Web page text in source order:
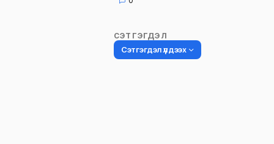
СЭТГЭГДЭЛ
Сэтгэгдэл үлдээх